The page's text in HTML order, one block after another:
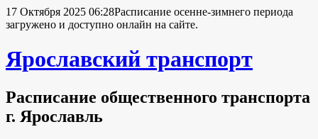
17 Октября 2025 06:28Расписание осенне-зимнего периода
загружено и доступно онлайн на сайте.
Ярославский транспорт
Расписание общественного транспорта
г. Ярославль